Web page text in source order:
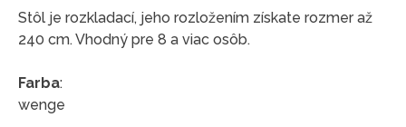
Stôl je rozkladací, jeho rozložením získate rozmer až
240 cm. Vhodný pre 8 a viac osôb.
Farba:
wenge